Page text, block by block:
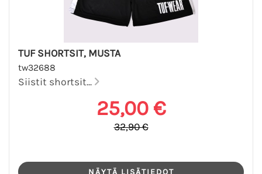
TUF SHORTSIT, MUSTA
tw32688
Siistit shortsit...
25,00 €
32,90 €